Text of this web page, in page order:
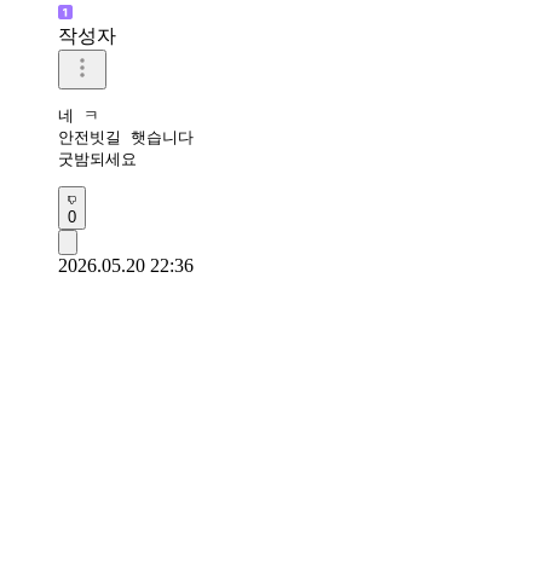
작성자
네 ㅋ
안전빗길 햇습니다
굿밤되세요
0
2026.05.20 22:36